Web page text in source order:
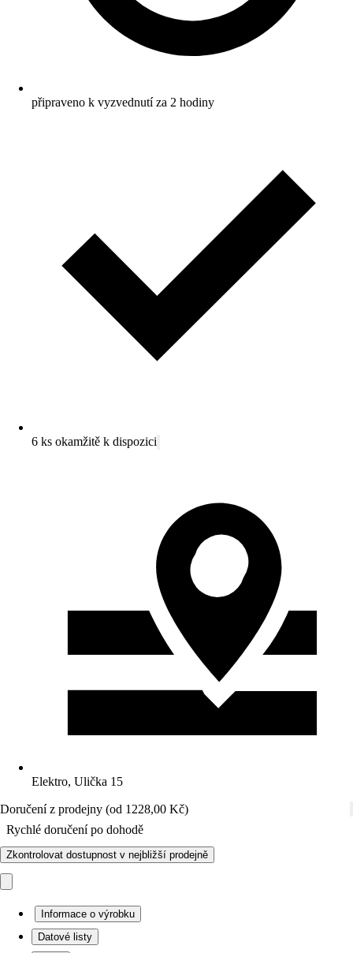
připraveno k vyzvednutí za 2 hodiny
6 ks okamžitě k dispozici
Elektro, Ulička 15
Doručení z prodejny (od 1228,00 Kč)
Rychlé doručení po dohodě
Zkontrolovat dostupnost v nejbližší prodejně
Informace o výrobku
Datové listy